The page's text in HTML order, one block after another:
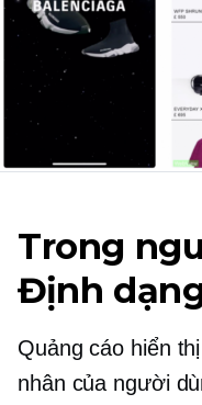
Trong
Định
Quảng cáo hiển
nhân của người